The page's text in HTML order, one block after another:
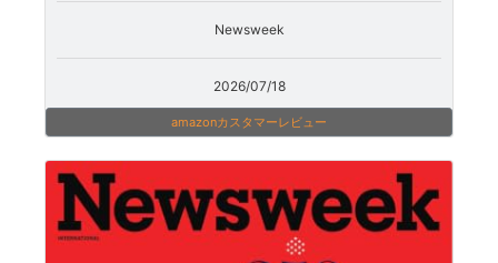
Newsweek
2026/07/18
amazonカスタマーレビュー